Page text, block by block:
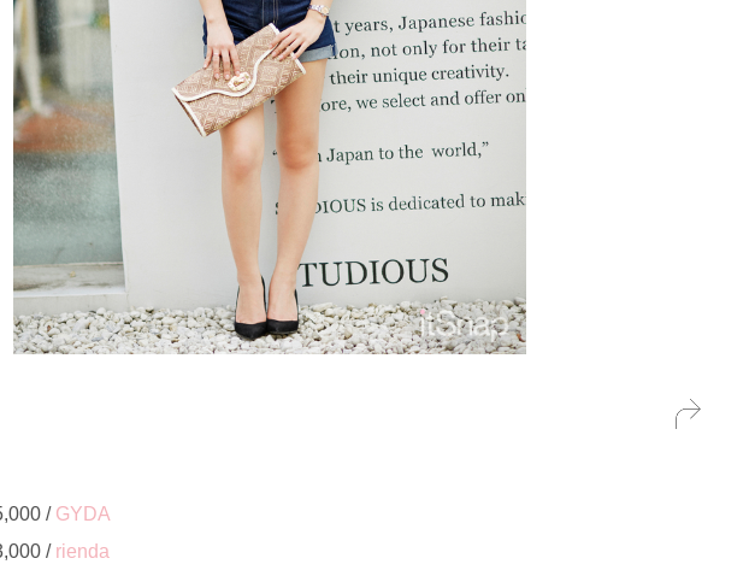
/ GYDA
/ rienda